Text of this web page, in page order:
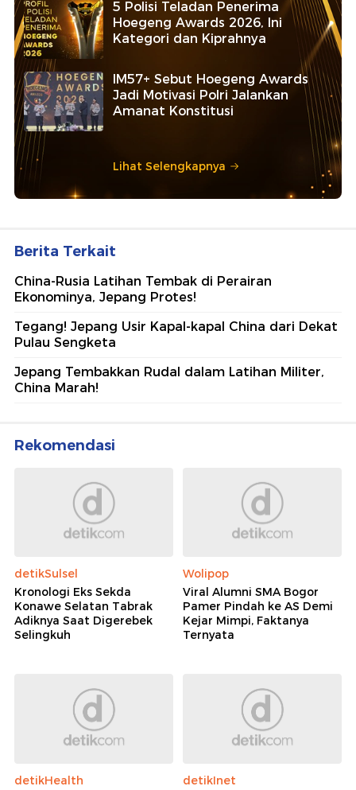
5 Polisi Teladan Penerima
Hoegeng Awards 2026, Ini
Kategori dan Kiprahnya
IM57+ Sebut Hoegeng Awards
Jadi Motivasi Polri Jalankan
Amanat Konstitusi
Lihat Selengkapnya
Berita Terkait
China-Rusia Latihan Tembak di Perairan
Ekonominya, Jepang Protes!
Tegang! Jepang Usir Kapal-kapal China dari Dekat
Pulau Sengketa
Jepang Tembakkan Rudal dalam Latihan Militer,
China Marah!
Rekomendasi
detikSulsel
Kronologi Eks Sekda
Konawe Selatan Tabrak
Adiknya Saat Digerebek
Selingkuh
Wolipop
Viral Alumni SMA Bogor
Pamer Pindah ke AS Demi
Kejar Mimpi, Faktanya
Ternyata
detikHealth
detikInet